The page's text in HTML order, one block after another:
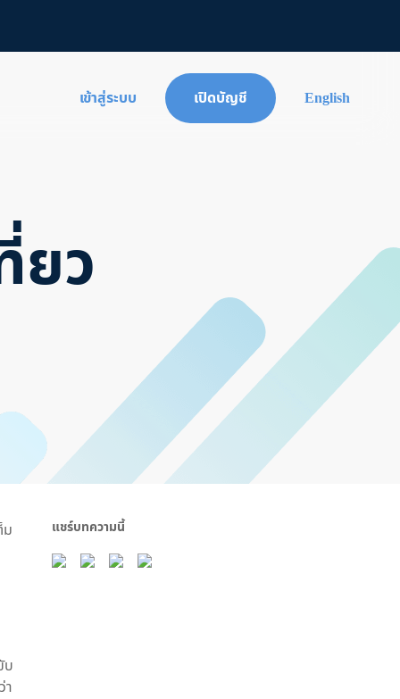
เข้าสู่ระบบ เปิดบัญชี English
ยว
แชร์บทความนี้
ม
บ
า